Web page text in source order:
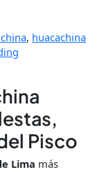
, huacachina
Pisco
Lima más